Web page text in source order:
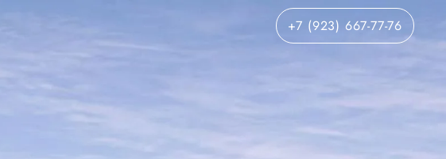
+7 (923) 667-77-76